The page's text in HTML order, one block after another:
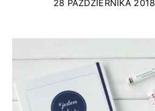
28 PAŹDZIERNIKA 2018